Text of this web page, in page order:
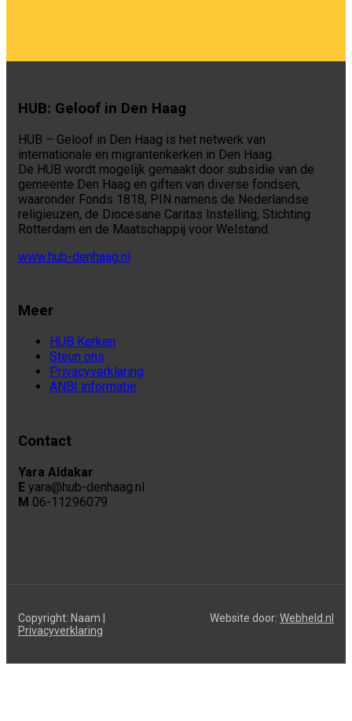
HUB: Geloof in Den Haag
HUB – Geloof in Den Haag is het netwerk van
internationale en migrantenkerken in Den Haag.
De HUB wordt mogelijk gemaakt door subsidie van de
gemeente Den Haag en giften van diverse fondsen,
waaronder Fonds 1818, PIN namens de Nederlandse
religieuzen, de Diocesane Caritas Instelling, Stichting
Rotterdam en de Maatschappij voor Welstand.
www.hub-denhaag.nl
Meer
HUB Kerken
Steun ons
Privacyverklaring
ANBI informatie
Contact
Yara Aldakar
E yara@hub-denhaag.nl
M 06-11296079
Copyright: Naam |
Privacyverklaring
Website door: Webheld.nl